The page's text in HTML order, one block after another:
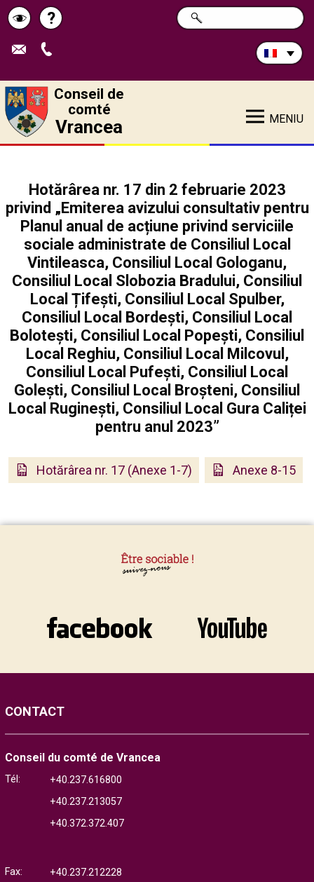
Schimbă
contrastul
Pagina
de
?
Rechercher
sur
CHERCHER
Conseil de
comté
Vrancea MENIU
Hotărârea nr. 17 din 2 februarie 2023
privind „Emiterea avizului consultativ pentru
Planul anual de acțiune privind serviciile
sociale administrate de Consiliul Local
Vintileasca, Consiliul Local Gologanu,
Consiliul Local Slobozia Bradului, Consiliul
Local Țifești, Consiliul Local Spulber,
Consiliul Local Bordești, Consiliul Local
Bolotești, Consiliul Local Popești, Consiliul
Local Reghiu, Consiliul Local Milcovul,
Consiliul Local Pufești, Consiliul Local
Golești, Consiliul Local Broșteni, Consiliul
Local Ruginești, Consiliul Local Gura Caliței
pentru anul 2023”
Hotărârea nr. 17 (Anexe 1-7) Anexe 8-15
CONTACT
Conseil du comté de Vrancea
Tél:
+40.237.616800
+40.237.213057
+40.372.372.407
Fax:
+40.237.212228